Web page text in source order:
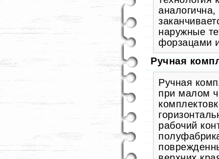
наружные
форзацами
Ручная
Ручная
при малом
рабочий